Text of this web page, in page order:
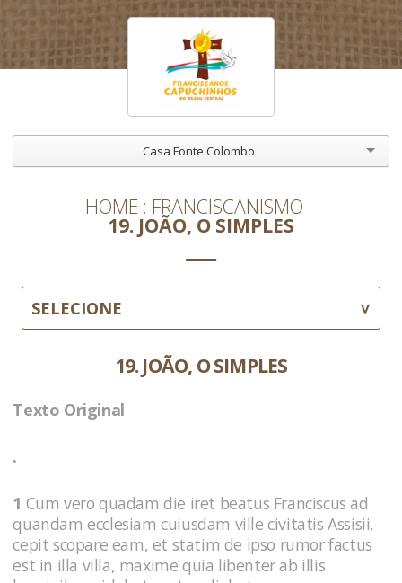
Casa Fonte Colombo
HOME FRANCISCANISMO
19. JOÃO, O SIMPLES
SELECIONE
19. JOÃO, O SIMPLES
Texto Original
.
1 Cum vero quadam die iret beatus Franciscus ad
quandam ecclesiam cuiusdam ville civitatis Assisii,
cepit scopare eam, et statim de ipso rumor factus
est in illa villa, maxime quia libenter ab illis